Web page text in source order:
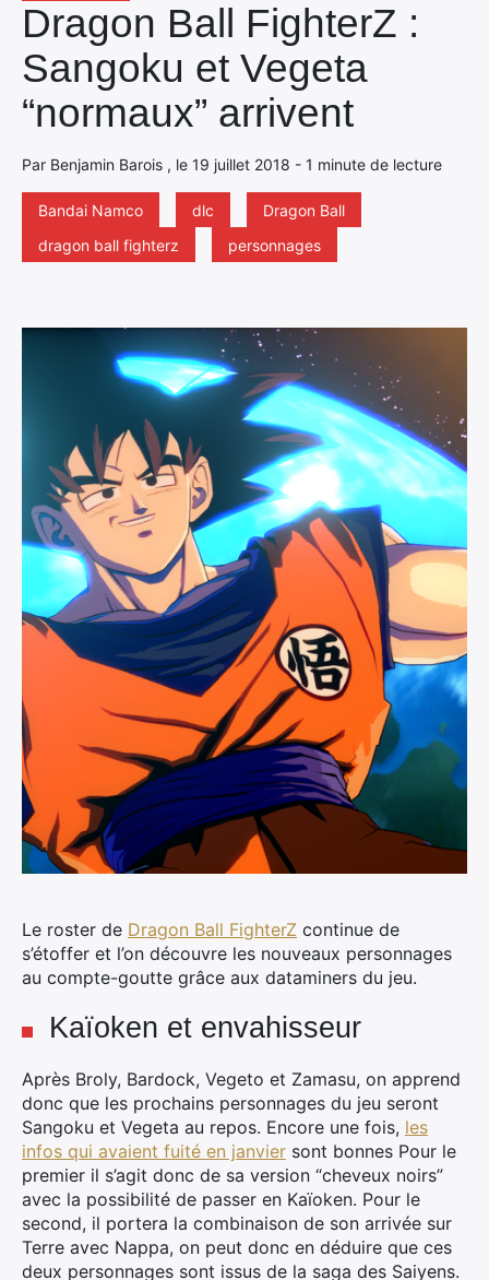
Dragon Ball FighterZ :
Sangoku et Vegeta
“normaux” arrivent
Par Benjamin Barois , le 19 juillet 2018 - 1 minute de lecture
Bandai Namco dlc
Dragon Ball
dragon ball fighterz
personnages
Le roster de Dragon Ball FighterZ continue de
s’étoffer et l’on découvre les nouveaux personnages
au compte-goutte grâce aux dataminers du jeu.
Kaïoken et envahisseur
Après Broly, Bardock, Vegeto et Zamasu, on apprend
donc que les prochains personnages du jeu seront
Sangoku et Vegeta au repos. Encore une fois, les
infos qui avaient fuité en janvier sont bonnes Pour le
premier il s’agit donc de sa version “cheveux noirs”
avec la possibilité de passer en Kaïoken. Pour le
second, il portera la combinaison de son arrivée sur
Terre avec Nappa, on peut donc en déduire que ces
deux personnages sont issus de la saga des Saiyens.